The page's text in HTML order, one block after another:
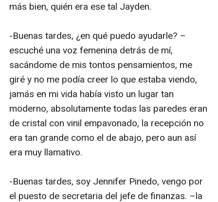
más bien, quién era ese tal Jayden.
-Buenas tardes, ¿en qué puedo ayudarle? –
escuché una voz femenina detrás de mí,
sacándome de mis tontos pensamientos, me
giré y no me podía creer lo que estaba viendo,
jamás en mi vida había visto un lugar tan
moderno, absolutamente todas las paredes eran
de cristal con vinil empavonado, la recepción no
era tan grande como el de abajo, pero aun así
era muy llamativo.
-Buenas tardes, soy Jennifer Pinedo, vengo por
el puesto de secretaria del jefe de finanzas. –la